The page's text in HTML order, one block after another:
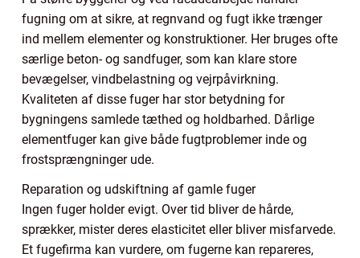
fugning om at sikre, at regnvand og fugt ikke trænger
ind mellem elementer og konstruktioner. Her bruges ofte
særlige beton- og sandfuger, som kan klare store
bevægelser, vindbelastning og vejrpåvirkning.
Kvaliteten af disse fuger har stor betydning for
bygningens samlede tæthed og holdbarhed. Dårlige
elementfuger kan give både fugtproblemer inde og
frostsprængninger ude.
Reparation og udskiftning af gamle fuger
Ingen fuger holder evigt. Over tid bliver de hårde,
sprækker, mister deres elasticitet eller bliver misfarvede.
Et fugefirma kan vurdere, om fugerne kan repareres,